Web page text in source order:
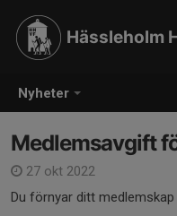
Nyheter
Medlemsavgift
27 okt 2022
Du förnyar ditt